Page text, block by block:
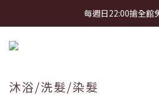
首購免運 $499 起 ＋ 加 LINE
每週日22:00搶全館
首購免運 $499 起 ＋ 加 LINE
沐浴/洗髮/染髮